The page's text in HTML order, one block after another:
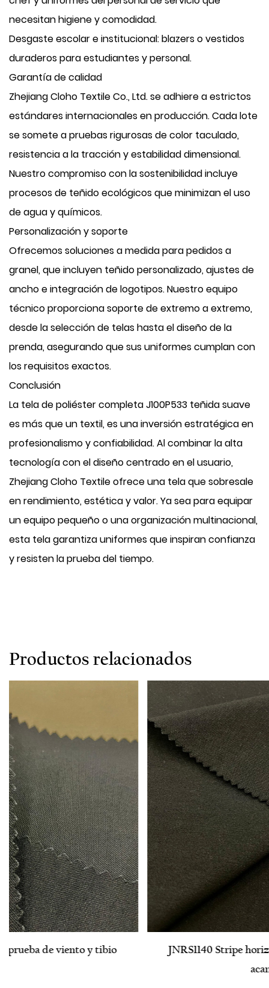
necesitan higiene y comodidad.
Desgaste escolar e institucional: blazers o vestidos
duraderos para estudiantes y personal.
Garantía de calidad
Zhejiang Cloho Textile Co., Ltd. se adhiere a estrictos
estándares internacionales en producción. Cada lote
se somete a pruebas rigurosas de color taculado,
resistencia a la tracción y estabilidad dimensional.
Nuestro compromiso con la sostenibilidad incluye
procesos de teñido ecológicos que minimizan el uso
de agua y químicos.
Personalización y soporte
Ofrecemos soluciones a medida para pedidos a
granel, que incluyen teñido personalizado, ajustes de
ancho e integración de logotipos. Nuestro equipo
técnico proporciona soporte de extremo a extremo,
desde la selección de telas hasta el diseño de la
prenda, asegurando que sus uniformes cumplan con
los requisitos exactos.
Conclusión
La tela de poliéster completa J100P533 teñida suave
es más que un textil, es una inversión estratégica en
profesionalismo y confiabilidad. Al combinar la alta
tecnología con el diseño centrado en el usuario,
Zhejiang Cloho Textile ofrece una tela que sobresale
en rendimiento, estética y valor. Ya sea para equipar
un equipo pequeño o una organización multinacional,
esta tela garantiza uniformes que inspiran confianza
y resisten la prueba del tiempo.
Productos relacionados
JNRS1140 Stripe horizontal paralelo bengalina